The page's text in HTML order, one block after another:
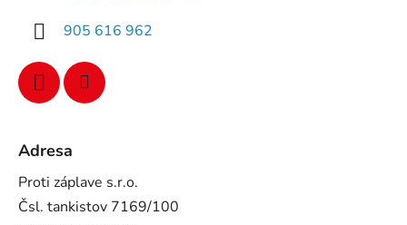
905 616 962
Adresa
Proti záplave s.r.o.
Čsl. tankistov 7169/100